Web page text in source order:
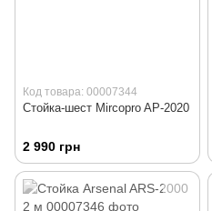
Код товара: 00007344
Стойка-шест Mircopro AP-2020
2 990 грн